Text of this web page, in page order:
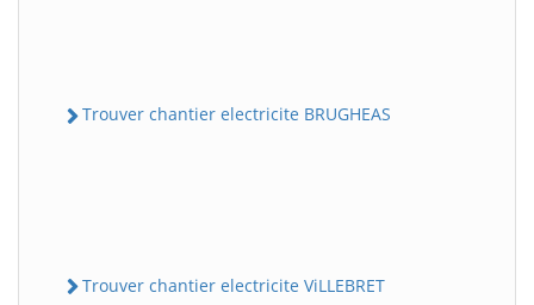
Trouver chantier electricite BRUGHEAS
Trouver chantier electricite ViLLEBRET